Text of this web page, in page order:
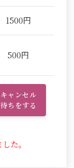
1500円
500円
キャンセル
待ちをする
た。